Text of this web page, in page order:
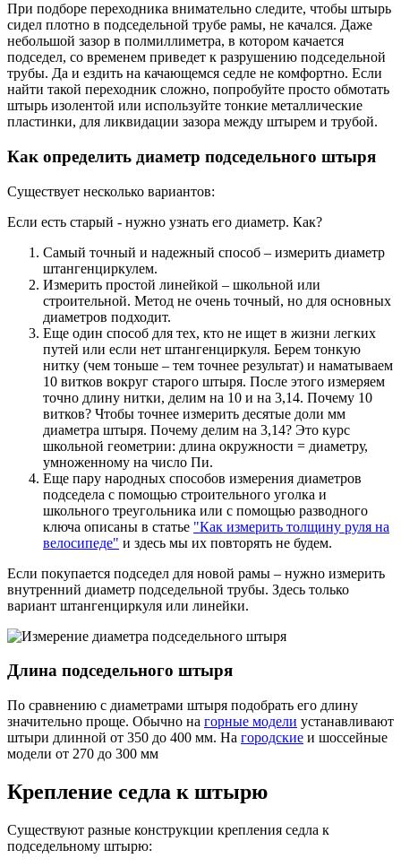
При подборе переходника внимательно следите, чтобы штырь
сидел плотно в подседельной трубе рамы, не качался. Даже
небольшой зазор в полмиллиметра, в котором качается
подседел, со временем приведет к разрушению подседельной
трубы. Да и ездить на качающемся седле не комфортно. Если
найти такой переходник сложно, попробуйте просто обмотать
штырь изолентой или используйте тонкие металлические
пластинки, для ликвидации зазора между штырем и трубой.
Как определить диаметр подседельного штыря
Существует несколько вариантов:
Если есть старый - нужно узнать его диаметр. Как?
Самый точный и надежный способ – измерить диаметр
штангенциркулем.
Измерить простой линейкой – школьной или
строительной. Метод не очень точный, но для основных
диаметров подходит.
Еще один способ для тех, кто не ищет в жизни легких
путей или если нет штангенциркуля. Берем тонкую
нитку (чем тоньше – тем точнее результат) и наматываем
10 витков вокруг старого штыря. После этого измеряем
точно длину нитки, делим на 10 и на 3,14. Почему 10
витков? Чтобы точнее измерить десятые доли мм
диаметра штыря. Почему делим на 3,14? Это курс
школьной геометрии: длина окружности = диаметру,
умноженному на число Пи.
Еще пару народных способов измерения диаметров
подседела с помощью строительного уголка и
школьного треугольника или с помощью разводного
ключа описаны в статье "Как измерить толщину руля на
велосипеде" и здесь мы их повторять не будем.
Если покупается подседел для новой рамы – нужно измерить
внутренний диаметр подседельной трубы. Здесь только
вариант штангенциркуля или линейки.
Длина подседельного штыря
По сравнению с диаметрами штыря подобрать его длину
значительно проще. Обычно на горные модели устанавливают
штыри длинной от 350 до 400 мм. На городские и шоссейные
модели от 270 до 300 мм
Крепление седла к штырю
Существуют разные конструкции крепления седла к
подседельному штырю: